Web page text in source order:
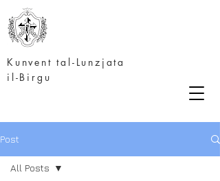
Kunvent tal-Lunzjata
il-Birgu
Post
All Posts